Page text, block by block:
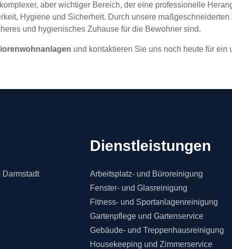
aber wichtiger Bereich, der eine professionelle
Hygiene und Sicherheit. Durch unsere
und hygienisches Zuhause für die Bewohner sind.
und kontaktieren Sie uns noch heute für ein
Dienstleistungen
Arbeitsplatz- und Büroreinigung
Fenster- und Glasreinigung
Fitness- und Sportanlagenreinigung
Gartenpflege und Gartenservice
Gebäude- und Treppenhausreinigung
Housekeeping und Zimmerservice